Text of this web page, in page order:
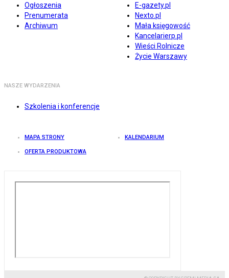
Ogłoszenia
Prenumerata
Archiwum
E-gazety.pl
Nexto.pl
Mała księgowość
Kancelarierp.pl
Wieści Rolnicze
Życie Warszawy
NASZE WYDARZENIA
Szkolenia i konferencje
MAPA STRONY KALENDARIUM
OFERTA PRODUKTOWA